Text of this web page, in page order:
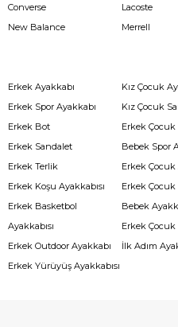
Converse
New Balance
Lacoste
Merrell
Erkek Ayakkabı
Erkek Spor Ayakkabı
Erkek Bot
Erkek Sandalet
Erkek Terlik
Erkek Koşu Ayakkabısı
Erkek Basketbol
Ayakkabısı
Erkek Outdoor Ayakkabı
Erkek Yürüyüş Ayakkabısı
Kız Çocuk
Kız Çocuk
Erkek Çocuk
Bebek Spor
Erkek Çocuk
Erkek Çocuk
Bebek
Erkek
İlk Adım